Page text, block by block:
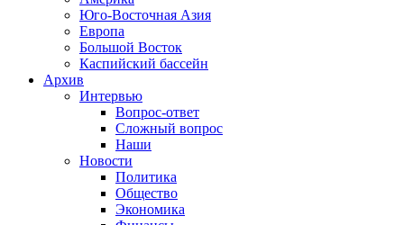
Юго-Восточная Азия
Европа
Большой Восток
Каспийский бассейн
Архив
Интервью
Вопрос-ответ
Сложный вопрос
Наши
Новости
Политика
Общество
Экономика